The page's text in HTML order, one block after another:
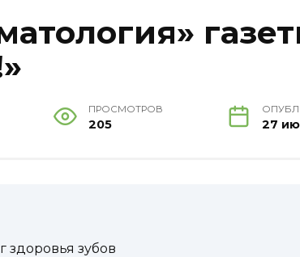
ПРОСМОТРОВ
205 27
здоровья зубов